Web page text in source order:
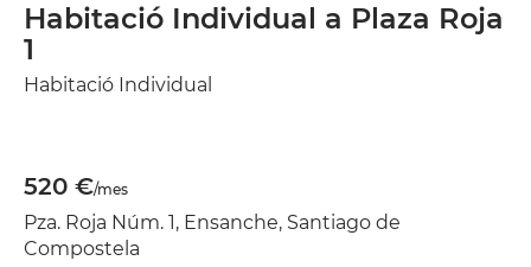
Habitació Individual a Plaza Roja
1
Habitació Individual
520 €/mes
Pza. Roja Núm. 1, Ensanche, Santiago de
Compostela